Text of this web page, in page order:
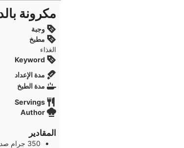
مكرونة
وجبة
مطبخ
الغذاء
Keyword
مدة الإعداد
مدة الطبخ
Servings
Author
المقادير
350 جرام